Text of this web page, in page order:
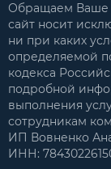
Обращаем Ваше
сайт носит
ни при каких
определяемой
кодекса
подробной
выполнения
сотрудникам
ИП Вовненко
ИНН: